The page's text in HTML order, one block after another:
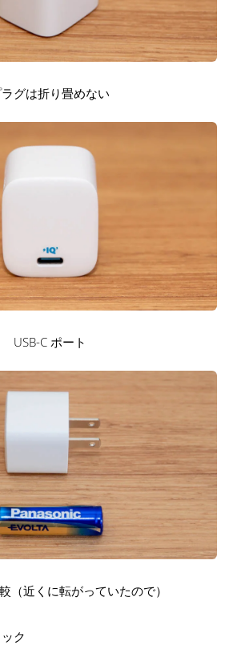
グは折り畳めない
USB-C ポート
（近くに転がっていたので）
ク